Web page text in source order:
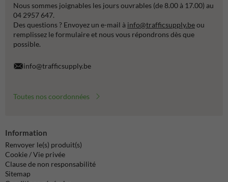
Nous sommes joignables les jours ouvrables (de 8.00 à 17.00) au
04 2957 647.
Des questions ? Envoyez un e-mail à info@trafficsupply.beou
remplissez le formulaire et nous vous répondrons dès que
possible.
info@trafficsupply.be
Toutes nos coordonnées
Information
Renvoyer le(s) produit(s)
Cookie / Vie privée
Clause de non responsabilité
Sitemap